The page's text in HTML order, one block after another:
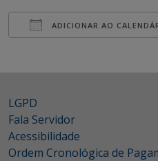
ADICIONAR AO
LGPD
Fala Servidor
Acessibilidade
Ordem Cronológica de